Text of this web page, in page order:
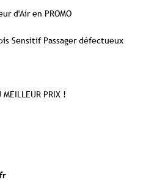
d'Air en PROMO
Sensitif Passager défectueux
MEILLEUR PRIX !